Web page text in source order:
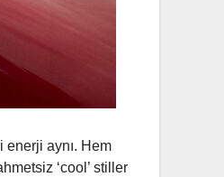
enerji aynı. Hem
‘cool’ stiller